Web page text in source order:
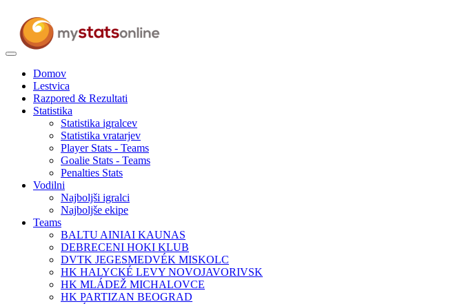
Toggle
navigationDomov
Lestvica
Razpored & Rezultati
Statistika
Statistika igralcev
Statistika vratarjev
Player Stats - Teams
Goalie Stats - Teams
Penalties Stats
Vodilni
Najboljši igralci
Najboljše ekipe
Teams
BALTU AINIAI KAUNAS
DEBRECENI HOKI KLUB
DVTK JEGESMEDVÉK MISKOLC
HK HALYCKÉ LEVY NOVOJAVORIVSK
HK MLÁDEŽ MICHALOVCE
HK PARTIZAN BEOGRAD